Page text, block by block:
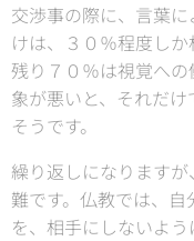
交渉事の際に、言葉
けは、３０％程度しか
残り７０％は視覚へ
象が悪いと、それだ
そうです。
繰り返しになります
難です。仏教では、
を、相手にしないよう